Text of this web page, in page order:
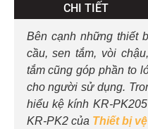
CHI TIẾT
Bên cạnh những thiết
cầu, sen tắm, vòi
tắm cũng góp phần to
cho người sử dụng.
hiểu kệ kính KR-
KR-PK2 của Thiết bị